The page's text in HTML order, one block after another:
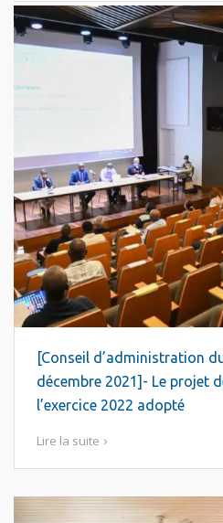
[Conseil d’administration
décembre 2021]- Le projet
l’exercice 2022 adopté
Lire la suite